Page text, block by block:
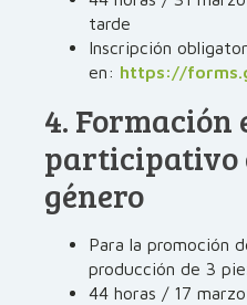
tarde
Inscripción
en: https://
4.
participativo
género
Para la promoción
producción de 3
44 horas / 17